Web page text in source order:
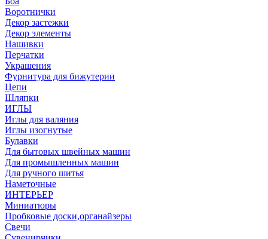
Воротнички
Декор застежки
Декор элементы
Нашивки
Перчатки
Украшения
Фурнитура для бижутерии
Цепи
Шляпки
ИГЛЫ
Иглы для валяния
Иглы изогнутые
Булавки
Для бытовых швейных машин
Для промышленных машин
Для ручного шитья
Наметочные
ИНТЕРЬЕР
Миниатюры
Пробковые доски,органайзеры
Свечи